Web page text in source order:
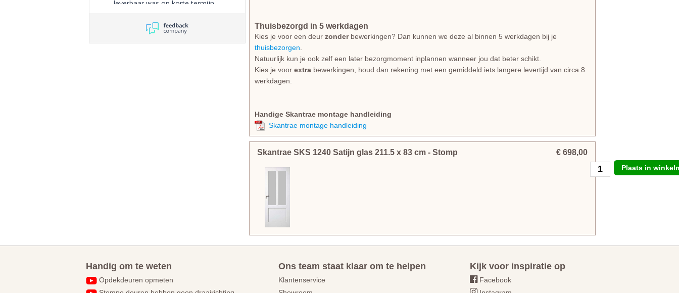
leverbaar was op korte termijn.
alternatief gevonden wat wel
leverbaar was.
Thuisbezorgd in 5 werkdagen
Kies je voor een deur zonderbewerkingen? Dan kunnen we deze al binnen 5 werkdagen bij je
thuisbezorgen
Natuurlijk kun je ook zelf een later bezorgmoment inplannen wanneer jou dat beter schikt.
Kies je voor extra bewerkingen, houd dan rekening met een gemiddeld iets langere levertijd van circa 8
werkdagen.
Handige Skantrae montage handleiding
Skantrae montage handleiding
Skantrae SKS 1240 Satijn glas 211.5 x 83 cm - Stomp € 698,00
Plaats in
Handig om te weten
Opdekdeuren opmeten
Ons team staat klaar om te helpen
Klantenservice
Kijk voor inspiratie op
Facebook